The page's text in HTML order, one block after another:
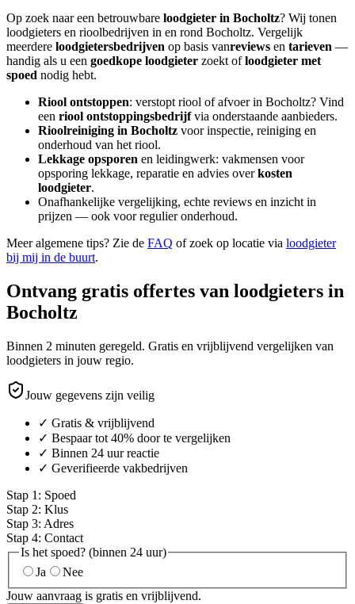
Op zoek naar een betrouwbare loodgieter in Bocholtz? Wij tonen
loodgieters en rioolbedrijven in en rond Bocholtz. Vergelijk
meerdere loodgietersbedrijven op basis vanreviews en tarieven —
handig als u een goedkope loodgieter zoekt ofloodgieter met
spoed nodig hebt.
Riool ontstoppen: verstopt riool of afvoer in Bocholtz? Vind
een riool ontstoppingsbedrijfvia onderstaande aanbieders.
Rioolreiniging in Bocholtz voor inspectie, reiniging en
onderhoud van het riool.
Lekkage opsporen en leidingwerk: vakmensen voor
opsporing lekkage, reparatie en advies overkosten
loodgieter.
Onafhankelijke vergelijking, echte reviews en inzicht in
prijzen — ook voor regulier onderhoud.
Meer algemene tips? Zie de FAQ of zoek op locatie via loodgieter
bij mij in de buurt.
Ontvang gratis offertes van loodgieters in
Bocholtz
Binnen 2 minuten geregeld. Gratis en vrijblijvend vergelijken van
loodgieters in jouw regio.
Jouw gegevens zijn veilig
✓ Gratis & vrijblijvend
✓ Bespaar tot 40% door te vergelijken
✓ Binnen 24 uur reactie
✓ Geverifieerde vakbedrijven
Stap 1 : Spoed
Stap 2: Klus
Stap 3: Adres
Stap 4: Contact
Is het spoed? (binnen 24 uur)
Ja
Nee
Jouw aanvraag is gratis en vrijblijvend.